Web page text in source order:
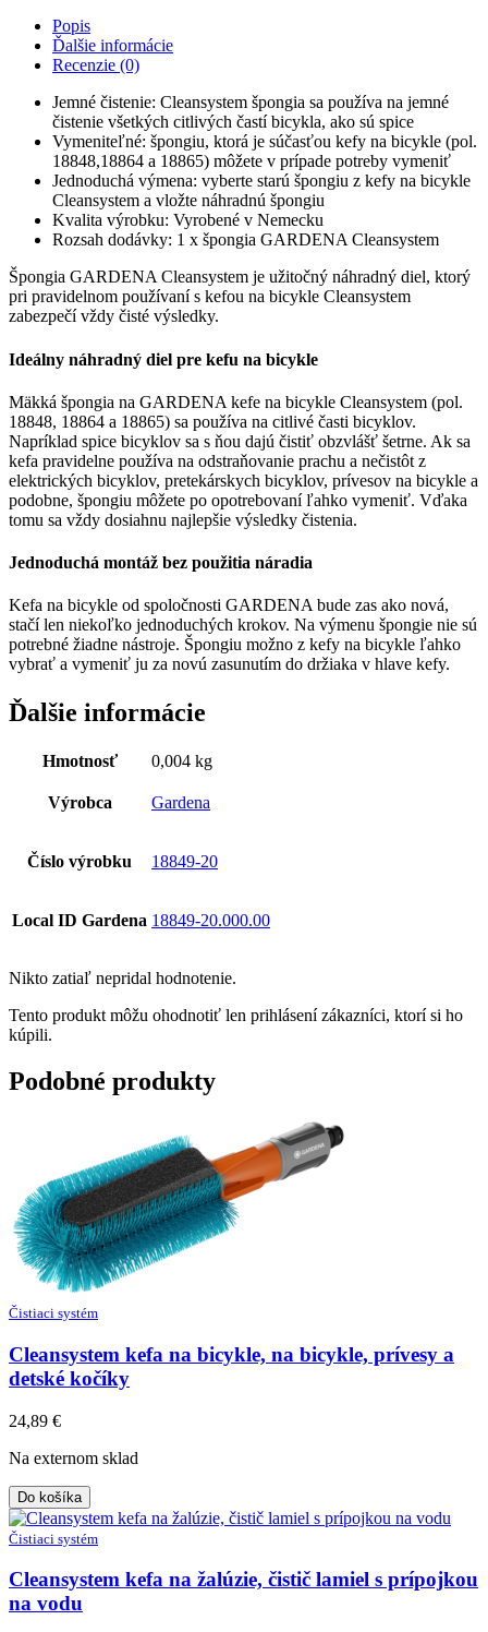
kefe
bicykle
Cleansystem
Popis
Ďalšie informácie
Recenzie (0)
Jemné čistenie: Cleansystem špongia sa používa na jemné
čistenie všetkých citlivých častí bicykla, ako sú spice
Vymeniteľné: špongiu, ktorá je súčasťou kefy na bicykle (pol.
18848,18864 a 18865) môžete v prípade potreby vymeniť
Jednoduchá výmena: vyberte starú špongiu z kefy na bicykle
Cleansystem a vložte náhradnú špongiu
Kvalita výrobku: Vyrobené v Nemecku
Rozsah dodávky: 1 x špongia GARDENA Cleansystem
Špongia GARDENA Cleansystem je užitočný náhradný diel, ktorý
pri pravidelnom používaní s kefou na bicykle Cleansystem
zabezpečí vždy čisté výsledky.
Ideálny náhradný diel pre kefu na bicykle
Mäkká špongia na GARDENA kefe na bicykle Cleansystem (pol.
18848, 18864 a 18865) sa používa na citlivé časti bicyklov.
Napríklad spice bicyklov sa s ňou dajú čistiť obzvlášť šetrne. Ak sa
kefa pravidelne používa na odstraňovanie prachu a nečistôt z
elektrických bicyklov, pretekárskych bicyklov, prívesov na bicykle a
podobne, špongiu môžete po opotrebovaní ľahko vymeniť. Vďaka
tomu sa vždy dosiahnu najlepšie výsledky čistenia.
Jednoduchá montáž bez použitia náradia
Kefa na bicykle od spoločnosti GARDENA bude zas ako nová,
stačí len niekoľko jednoduchých krokov. Na výmenu špongie nie sú
potrebné žiadne nástroje. Špongiu možno z kefy na bicykle ľahko
vybrať a vymeniť ju za novú zasunutím do držiaka v hlave kefy.
Ďalšie informácie
Hmotnosť 0,004 kg
Výrobca Gardena
Číslo výrobku 18849-20
Local ID Gardena 18849-20.000.00
Nikto zatiaľ nepridal hodnotenie.
Tento produkt môžu ohodnotiť len prihlásení zákazníci, ktorí si ho
kúpili.
Podobné produkty
Čistiaci systém
Cleansystem kefa na bicykle, na bicykle, prívesy a
detské kočíky
24,89 €
Na externom sklad
Do košíka
Čistiaci systém
Cleansystem kefa na žalúzie, čistič lamiel s prípojkou
na vodu